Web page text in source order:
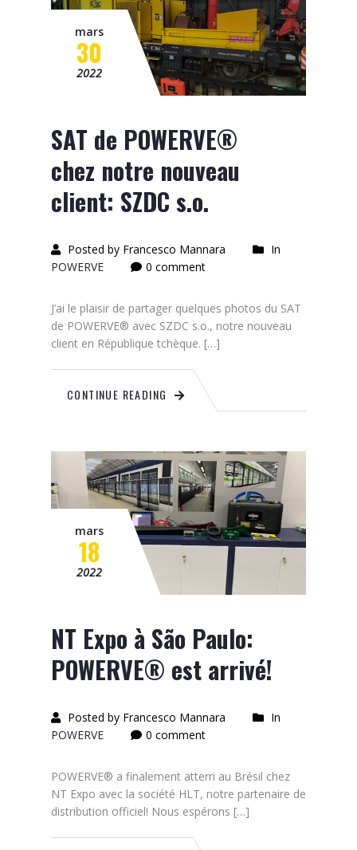
mars
30
2022
SAT de POWERVE®
chez notre nouveau
client: SZDC s.o.
Posted by Francesco Mannara
In
POWERVE
0 comment
J’ai le plaisir de partager quelques photos du SAT
de POWERVE® avec SZDC s.o., notre nouveau
client en République tchèque. […]
CONTINUE READING
mars
18
2022
NT Expo à São Paulo:
POWERVE® est arrivé!
Posted by Francesco Mannara
In
POWERVE
0 comment
POWERVE® a finalement atterri au Brésil chez
NT Expo avec la société HLT, notre partenaire de
distribution officiel! Nous espérons […]